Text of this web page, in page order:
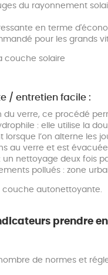
du rayonnement
en terme
pour les grands
couche solaire
/ entretien facile :
du verre, ce procédé
: elle utilise la
l’on alterne les
au verre et est
un nettoyage deux fois
pollués : zone
couche autonettoyante.
prendre
de normes et